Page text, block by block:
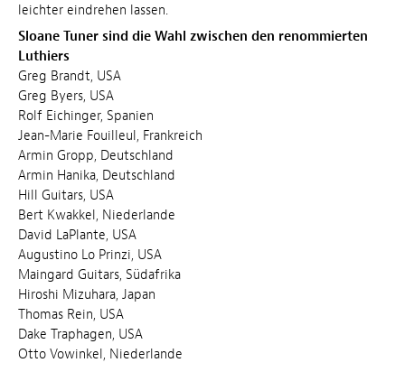
leichter eindrehen lassen.
Sloane Tuner sind die Wahl zwischen den renommierten
Luthiers
Greg Brandt, USA
Greg Byers, USA
Rolf Eichinger, Spanien
Jean-Marie Fouilleul, Frankreich
Armin Gropp, Deutschland
Armin Hanika, Deutschland
Hill Guitars, USA
Bert Kwakkel, Niederlande
David LaPlante, USA
Augustino Lo Prinzi, USA
Maingard Guitars, Südafrika
Hiroshi Mizuhara, Japan
Thomas Rein, USA
Dake Traphagen, USA
Otto Vowinkel, Niederlande